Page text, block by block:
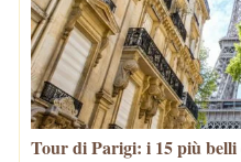
Tour di Parigi: i 15 più belli